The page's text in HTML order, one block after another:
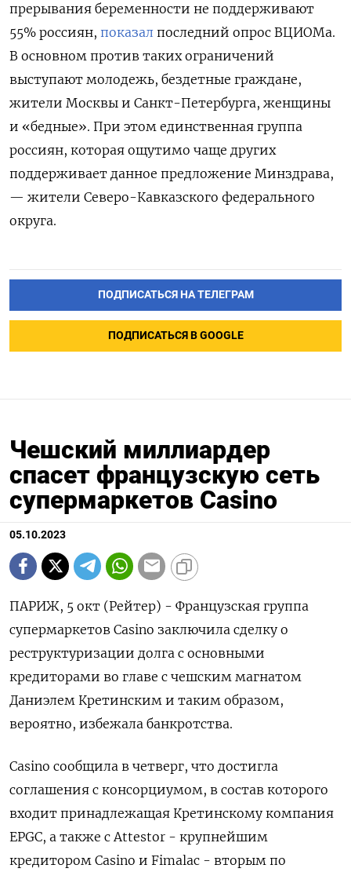
прерывания беременности не поддерживают
55% россиян, показал последний опрос ВЦИОМа.
В основном против таких ограничений
выступают молодежь, бездетные граждане,
жители Москвы и Санкт-Петербурга, женщины
и «бедные». При этом единственная группа
россиян, которая ощутимо чаще других
поддерживает данное предложение Минздрава,
— жители Северо-Кавказского федерального
округа.
ПОДПИСАТЬСЯ НА ТЕЛЕГРАМ
ПОДПИСАТЬСЯ В GOOGLE
Чешский миллиардер
спасет французскую сеть
супермаркетов Casino
05.10.2023
ПАРИЖ, 5 окт (Рейтер) - Французская группа
супермаркетов Casino заключила сделку о
реструктуризации долга с основными
кредиторами во главе с чешским магнатом
Даниэлем Кретинским и таким образом,
вероятно, избежала банкротства.
Casino сообщила в четверг, что достигла
соглашения с консорциумом, в состав которого
входит принадлежащая Кретинскому компания
EPGC, а также с Attestor - крупнейшим
кредитором Casino и Fimalac - вторым по